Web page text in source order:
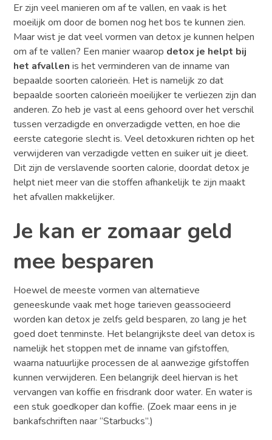
Er zijn veel manieren om af te vallen, en vaak is het
moeilijk om door de bomen nog het bos te kunnen zien.
Maar wist je dat veel vormen van detox je kunnen helpen
om af te vallen? Een manier waarop detox je helpt bij
het afvallen is het verminderen van de inname van
bepaalde soorten calorieën. Het is namelijk zo dat
bepaalde soorten calorieën moeilijker te verliezen zijn dan
anderen. Zo heb je vast al eens gehoord over het verschil
tussen verzadigde en onverzadigde vetten, en hoe die
eerste categorie slecht is. Veel detoxkuren richten op het
verwijderen van verzadigde vetten en suiker uit je dieet.
Dit zijn de verslavende soorten calorie, doordat detox je
helpt niet meer van die stoffen afhankelijk te zijn maakt
het afvallen makkelijker.
Je kan er zomaar geld
mee besparen
Hoewel de meeste vormen van alternatieve
geneeskunde vaak met hoge tarieven geassocieerd
worden kan detox je zelfs geld besparen, zo lang je het
goed doet tenminste. Het belangrijkste deel van detox is
namelijk het stoppen met de inname van gifstoffen,
waarna natuurlijke processen de al aanwezige gifstoffen
kunnen verwijderen. Een belangrijk deel hiervan is het
vervangen van koffie en frisdrank door water. En water is
een stuk goedkoper dan koffie. (Zoek maar eens in je
bankafschriften naar “Starbucks”.)